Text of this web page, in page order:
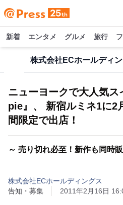
新着 エンタメ グルメ 旅行
株式会社ECホールディ
ニューヨークで大人気
pie』、 新宿ルミネ1に2
間限定で出店！
～ 売り切れ必至！新作も同時
株式会社ECホールディングス
告知・募集
2011年2月16日